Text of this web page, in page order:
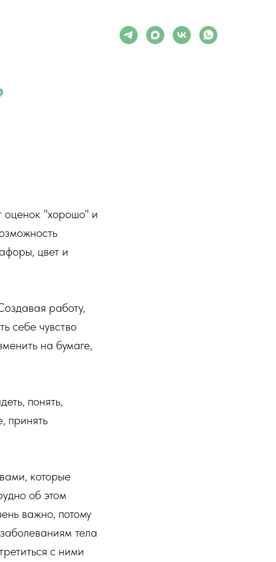
оценок "хорошо" и
цвет и
работу,
себе чувство
на бумаге,
понять,
принять
которые
об этом
важно, потому
тела
с ними